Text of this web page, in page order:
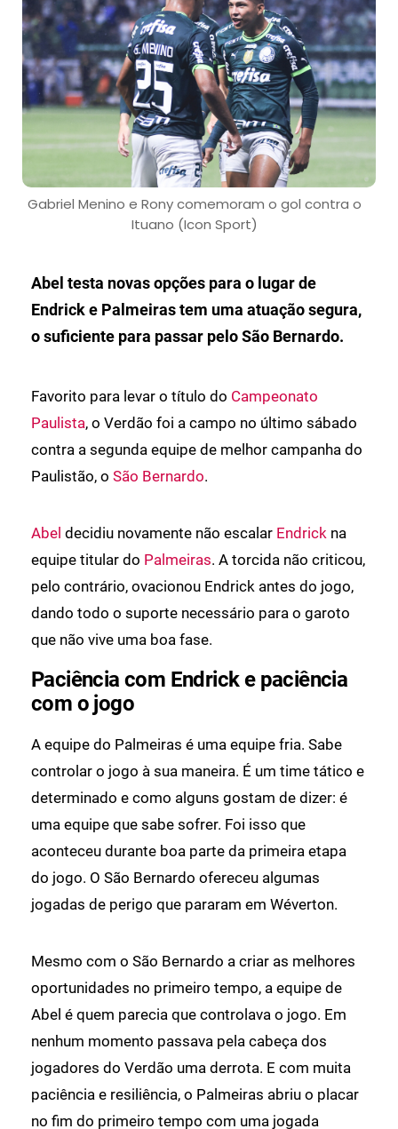
Gabriel Menino e Rony comemoram o gol contra o
Ituano (Icon Sport)
Abel testa novas opções para o lugar de
Endrick e Palmeiras tem uma atuação segura,
o suficiente para passar pelo São Bernardo.
Favorito para levar o título do Campeonato
Paulista, o Verdão foi a campo no último sábado
contra a segunda equipe de melhor campanha do
Paulistão, o São Bernardo.
Abel decidiu novamente não escalar Endrick na
equipe titular do Palmeiras. A torcida não criticou,
pelo contrário, ovacionou Endrick antes do jogo,
dando todo o suporte necessário para o garoto
que não vive uma boa fase.
Paciência com Endrick e paciência
com o jogo
A equipe do Palmeiras é uma equipe fria. Sabe
controlar o jogo à sua maneira. É um time tático e
determinado e como alguns gostam de dizer: é
uma equipe que sabe sofrer. Foi isso que
aconteceu durante boa parte da primeira etapa
do jogo. O São Bernardo ofereceu algumas
jogadas de perigo que pararam em Wéverton.
Mesmo com o São Bernardo a criar as melhores
oportunidades no primeiro tempo, a equipe de
Abel é quem parecia que controlava o jogo. Em
nenhum momento passava pela cabeça dos
jogadores do Verdão uma derrota. E com muita
paciência e resiliência, o Palmeiras abriu o placar
no fim do primeiro tempo com uma jogada